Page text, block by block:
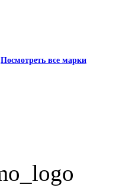
Посмотреть все марки